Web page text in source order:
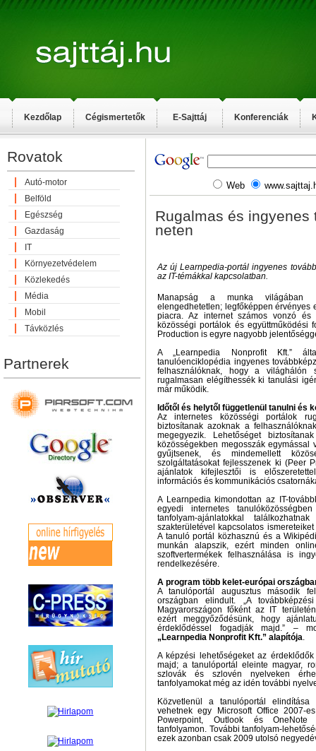
Kezdőlap Cégismertetők E-Sajttáj Konferenciák
Rovatok
Autó-motor
Belföld
Egészség
Gazdaság
IT
Környezetvédelem
Közlekedés
Média
Mobil
Távközlés
Partnerek
Web
Rugalmas és ingyenes
neten
Az új Learnpedia-portál ingyenes
az IT-témákkal kapcsolatban.
Manapság a munka világában
elengedhetetlen; legfőképpen érvényes
piacra. Az internet számos vonzó
közösségi portálok és együttműködési
Production is egyre nagyobb
A „Learnpedia Nonprofit Kft.”
tanulóenciklopédia ingyenes
felhasználóknak, hogy a világhálón
rugalmasan elégíthessék ki tanulási
már működik.
Időtől és helytől függetlenül tanulni és
Az internetes közösségi portálok
biztosítanak azoknak a
megegyezik. Lehetőséget
közösségekben megosszák egymással
gyűjtsenek, és mindemellett
szolgáltatásokat fejlesszenek ki (Peer
ajánlatok kifejlesztői is
információs és kommunikációs
A Learnpedia kimondottan az IT-
egyedi internetes
tanfolyam-ajánlatokkal
szakterületével kapcsolatos
A tanuló portál közhasznú és a
munkán alapszik, ezért minden
szoftvertermékek felhasználása is
rendelkezésére.
A program több kelet-európai
A tanulóportál augusztus második
országban elindult. „A
Magyarországon főként az IT
ezért meggyőződésünk, hogy
érdeklődéssel fogadják majd.” –
„Learnpedia Nonprofit Kft.” alapítója.
A képzési lehetőségeket az
majd; a tanulóportál eleinte magyar,
szlovák és szlovén nyelveken
tanfolyamokat még az idén további
Közvetlenül a tanulóportál
vehetnek egy Microsoft Office 2007-
Powerpoint, Outlook és OneNote
tanfolyamon. További tanfolyam-
ezek azonban csak 2009 utolsó